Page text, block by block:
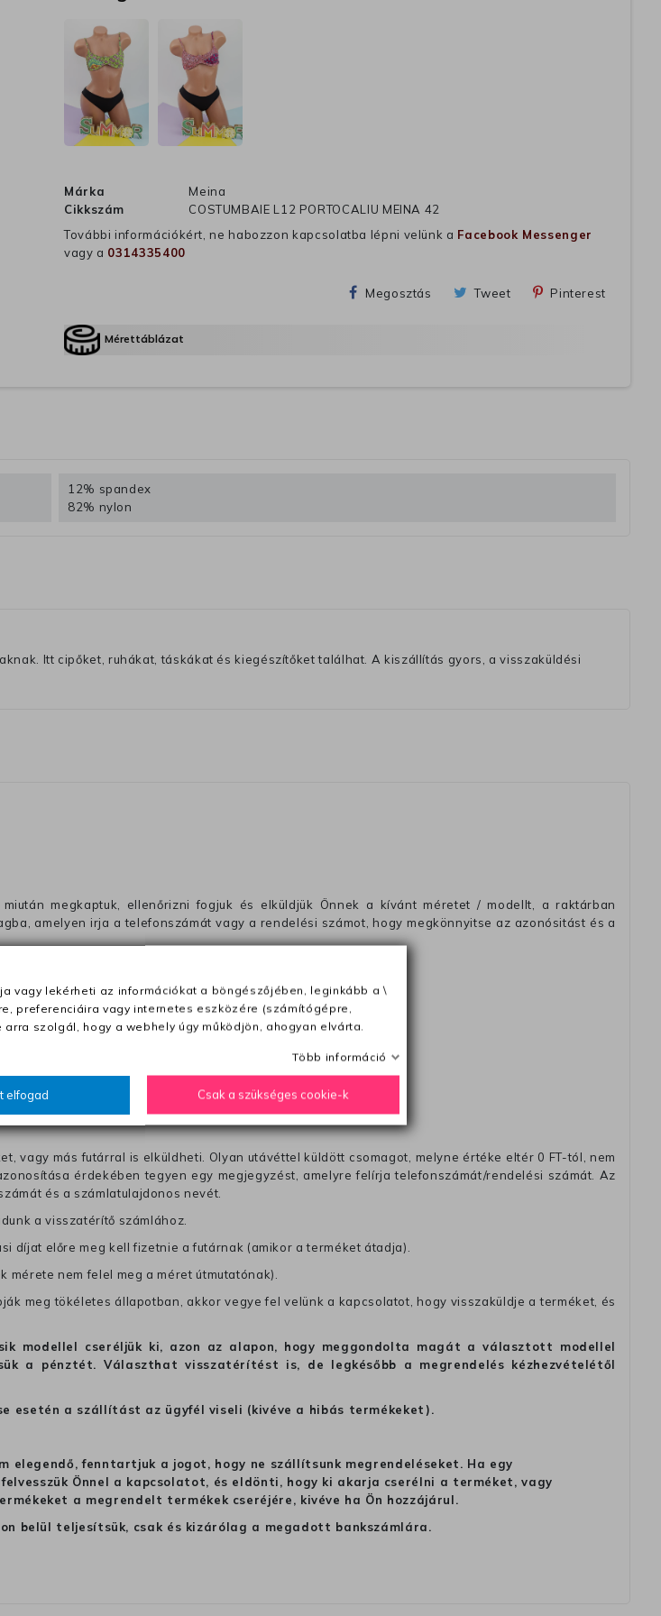
Márka
Meina
Cikkszám
COSTUMBAIE L12 PORTOCALIU MEINA 42
További információkért, ne habozzon kapcsolatba lépni velünk a Facebook Messenger
vagy a 0314335400
Megosztás Tweet Pinterest
Mérettáblázat
12% spandex
82% nylon
Itt cipőket, ruhákat, táskákat és kiegészítőket találhat. A kiszállítás gyors, a visszaküldési
megkaptuk, ellenőrizni fogjuk és elküldjük Önnek a kívánt méretet / modellt, a raktárban
amelyen irja a telefonszámát vagy a rendelési számot, hogy megkönnyitse az azonósitást és a
csomagolják !!
e-mailben / sms-ben történő megerősítésétől számítva
vagy más futárral is elküldheti. Olyan utávéttel küldött csomagot, melyne értéke eltér 0 FT-tól, nem
érdekében tegyen egy megjegyzést, amelyre felírja telefonszámát/rendelési számát. Az
és a számlatulajdonos nevét.
a visszatérítő számlához.
díjat előre meg kell fizetnie a futárnak (amikor a terméket átadja).
nem felel meg a méret útmutatónak).
meg tökéletes állapotban, akkor vegye fel velünk a kapcsolatot, hogy visszaküldje a terméket, és
cseréljük ki, azon az alapon, hogy meggondolta magát a választott modellel
a pénztét. Választhat visszatérítést is, de legkésőbb a megrendelés kézhezvételétől
esetén a szállítást az ügyfél viseli (kivéve a hibás termékeket).
fenntartjuk a jogot, hogy ne szállítsunk megrendeléseket. Ha egy
Önnel a kapcsolatot, és eldönti, hogy ki akarja cserélni a terméket, vagy
a megrendelt termékek cseréjére, kivéve ha Ön hozzájárul.
belül teljesítsük, csak és kizárólag a megadott bankszámlára.
vagy lekérheti az információkat a böngészőjében, leginkább a \
preferenciáira vagy internetes eszközére (számítógépre,
szolgál, hogy a webhely úgy működjön, ahogyan elvárta.
Több információ
elfogad Csak a szükséges cookie-k